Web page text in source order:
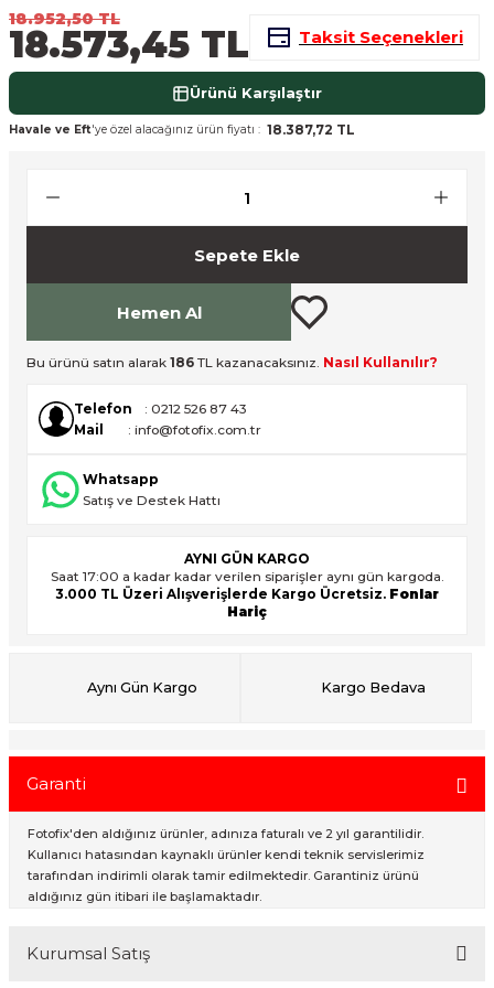
Cihazları
18.952,50 TL
18.573,45 TL Taksit Seçenekleri
Ürünü Karşılaştır
Havale ve Eft'ye özel alacağınız ürün fiyatı : 18.387,72 TL
Sepete Ekle
Hemen Al
Bu ürünü satın alarak 186 TL kazanacaksınız. Nasıl Kullanılır?
Telefon
: 0212 526 87 43
Mail
: info@fotofix.com.tr
Whatsapp
Satış ve Destek Hattı
AYNI GÜN KARGO
Saat 17:00 a kadar kadar verilen siparişler aynı gün kargoda.
3.000 TL Üzeri Alışverişlerde Kargo Ücretsiz. Fonlar
Hariç
Aynı Gün Kargo Kargo Bedava
Garanti
Fotofix'den aldığınız ürünler, adınıza faturalı ve 2 yıl garantilidir.
Kullanıcı hatasından kaynaklı ürünler kendi teknik servislerimiz
tarafından indirimli olarak tamir edilmektedir. Garantiniz ürünü
aldığınız gün itibari ile başlamaktadır.
Kurumsal Satış